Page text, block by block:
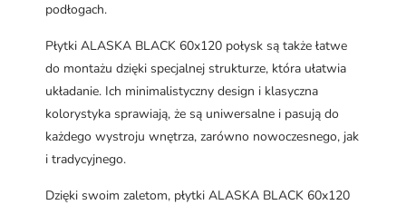
podłogach.
Płytki ALASKA BLACK 60x120 połysk są także łatwe
do montażu dzięki specjalnej strukturze, która ułatwia
układanie. Ich minimalistyczny design i klasyczna
kolorystyka sprawiają, że są uniwersalne i pasują do
każdego wystroju wnętrza, zarówno nowoczesnego, jak
i tradycyjnego.
Dzięki swoim zaletom, płytki ALASKA BLACK 60x120